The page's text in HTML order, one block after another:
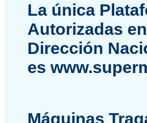
La única
Autorizadas
Dirección
es
Máquinas